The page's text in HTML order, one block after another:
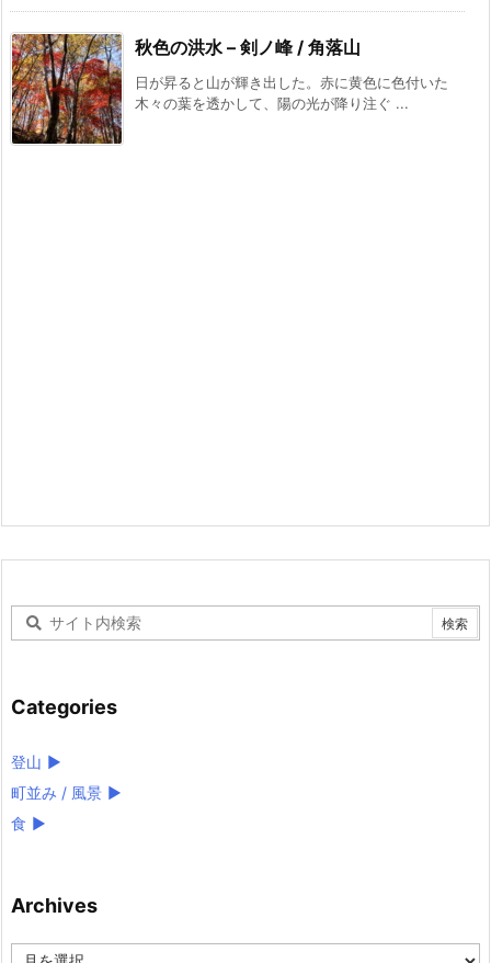
秋色の洪水 – 剣ノ峰 / 角落山
日が昇ると山が輝き出した。赤に黄色に色付いた
木々の葉を透かして、陽の光が降り注ぐ ...
Categories
登山 ►
町並み / 風景 ►
食 ►
Archives
Archives